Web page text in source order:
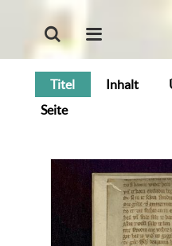
Titel Inhalt
Seite